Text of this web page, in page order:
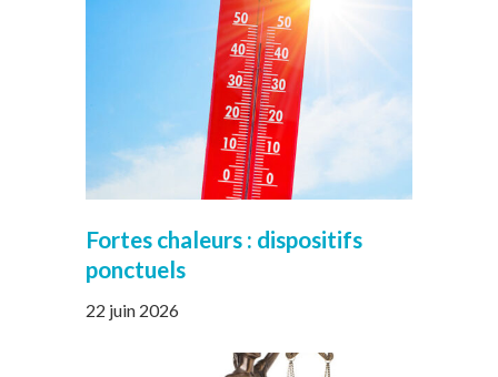
Fortes chaleurs : dispositifs
ponctuels
22 juin 2026